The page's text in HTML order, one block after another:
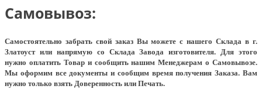
Самовывоз:
Самостоятельно забрать свой заказ Вы можете с нашего Склада в г.
Златоуст или напрямую со Склада Завода изготовителя. Для этого
нужно оплатить Товар и сообщить нашим Менеджерам о Самовывозе.
Мы оформим все документы и сообщим время получения Заказа. Вам
нужно только взять Доверенность или Печать.